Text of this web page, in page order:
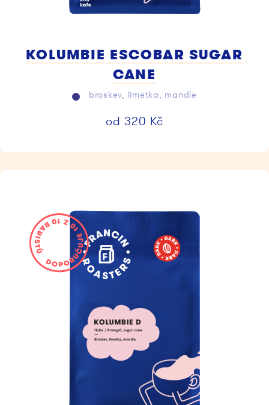
KOLUMBIE ESCOBAR SUGAR
CANE
broskev, limetka, mandle
od 320 Kč